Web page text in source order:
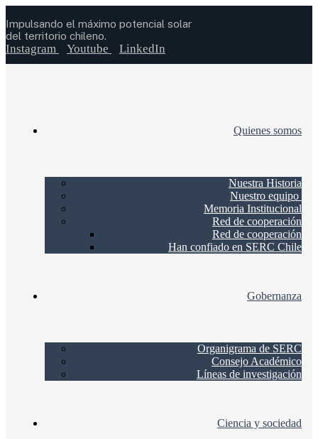
Impulsando el máximo potencial solar
del territorio chileno.
Instagram Youtube LinkedIn
Quienes somos
Nuestra Historia
Nuestro equipo
Memoria Institucional
Red de cooperación
Red de cooperación
Han confiado en SERC Chile
Gobernanza
Organigrama de SERC
Consejo Académico
Líneas de investigación
Ciencia y sociedad